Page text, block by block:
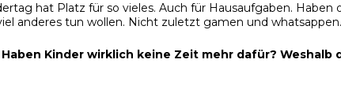
hat Platz für so vieles. Auch für Hausaufgaben.
anderes tun wollen. Nicht zuletzt gamen und
Kinder wirklich keine Zeit mehr dafür?